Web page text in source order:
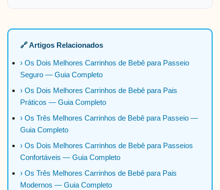
🔗 Artigos Relacionados
› Os Dois Melhores Carrinhos de Bebê para Passeio
Seguro — Guia Completo
› Os Dois Melhores Carrinhos de Bebê para Pais
Práticos — Guia Completo
› Os Três Melhores Carrinhos de Bebê para Passeio —
Guia Completo
› Os Dois Melhores Carrinhos de Bebê para Passeios
Confortáveis — Guia Completo
› Os Três Melhores Carrinhos de Bebê para Pais
Modernos — Guia Completo